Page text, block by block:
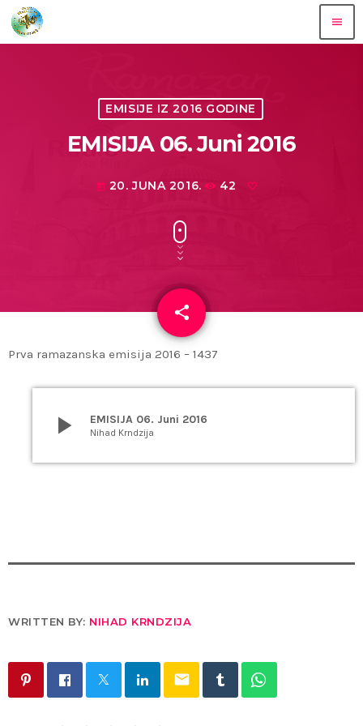
menu
EMISIJE IZ 2016 GODINE
EMISIJA 06. Juni 2016
today 20. JUNA 2016. 42
share
email
Prva ramazanska emisija 2016 – 1437
play_arrow EMISIJA 06. Juni 2016
Nihad Krndzija
WRITTEN BY: NIHAD KRNDZIJA
email